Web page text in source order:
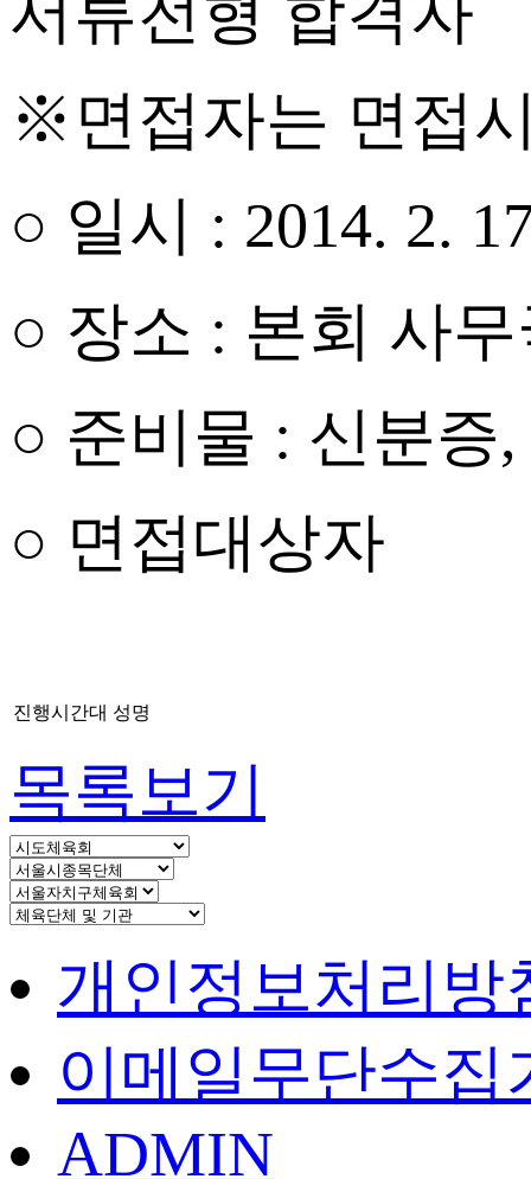
※면접자는 면접
○ 일시 : 2014. 2.
○ 장소 : 본회 사
○ 준비물 : 신분증
○ 면접대상자
진행시간대 성명
목록보기
개인정보처리방
이메일무단수집
ADMIN